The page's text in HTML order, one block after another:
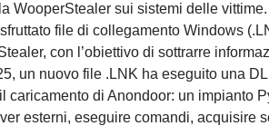
WooperStealer sui sistemi delle
file di collegamento Windows
con l’obiettivo di sottrarre
un nuovo file .LNK ha eseguito una
caricamento di Anondoor: un impianto
esterni, eseguire comandi, acquisire